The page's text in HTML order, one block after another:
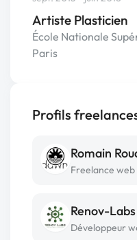
Artiste Plasticien
École Nationale
Paris
Profils
Romain
Freelance web
Renov-Labs
Développeur